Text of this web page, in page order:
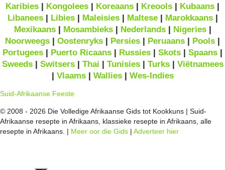
Karibies | Kongolees | Koreaans | Kreools | Kubaans |
Libanees| Libies| Maleisies| Maltese| Marokkaans|
Mexikaans| Mosambieks| Nederlands| Nigeries|
Noorweegs | Oostenryks | Persies | Peruaans | Pools |
Portugees | Puerto Ricaans | Russies | Skots | Spaans |
Sweeds| Switsers| Thai | Tunisies| Turks| Viëtnamees
| Vlaams| Wallies| Wes-Indies
Suid-Afrikaanse Feeste
© 2008 - 2026 Die Volledige Afrikaanse Gids tot Kookkuns | Suid-
Afrikaanse resepte in Afrikaans, klassieke resepte in Afrikaans, alle
resepte in Afrikaans. | Meer oor die Gids | Adverteer hier